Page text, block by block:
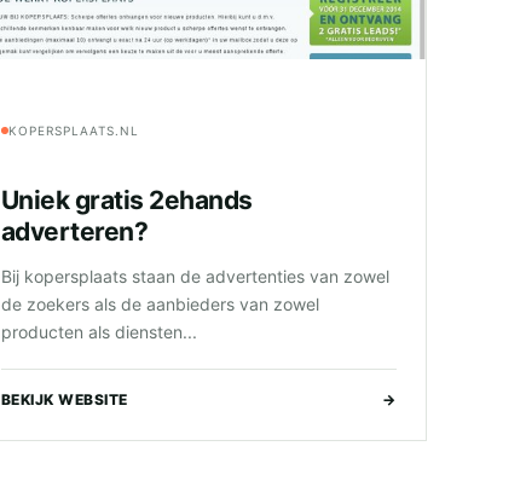
KOPERSPLAATS.NL
Uniek gratis 2ehands
adverteren?
Bij kopersplaats staan de advertenties van zowel
de zoekers als de aanbieders van zowel
producten als diensten...
BEKIJK WEBSITE →